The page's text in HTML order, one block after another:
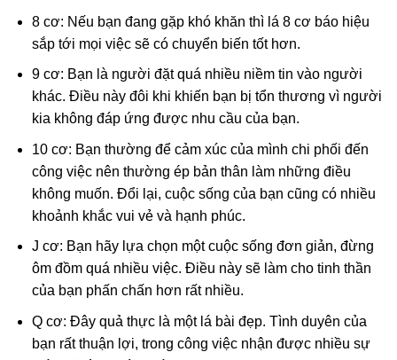
8 cơ: Nếu bạn đang gặp khó khăn thì lá 8 cơ báo hiệu
sắp tới mọi việc sẽ có chuyển biến tốt hơn.
9 cơ: Bạn là người đặt quá nhiều niềm tin vào người
khác. Điều này đôi khi khiến bạn bị tổn thương vì người
kia không đáp ứng được nhu cầu của bạn.
10 cơ: Bạn thường để cảm xúc của mình chi phối đến
công việc nên thường ép bản thân làm những điều
không muốn. Đổi lại, cuộc sống của bạn cũng có nhiều
khoảnh khắc vui vẻ và hạnh phúc.
J cơ: Bạn hãy lựa chọn một cuộc sống đơn giản, đừng
ôm đồm quá nhiều việc. Điều này sẽ làm cho tinh thần
của bạn phấn chấn hơn rất nhiều.
Q cơ: Đây quả thực là một lá bài đẹp. Tình duyên của
bạn rất thuận lợi, trong công việc nhận được nhiều sự